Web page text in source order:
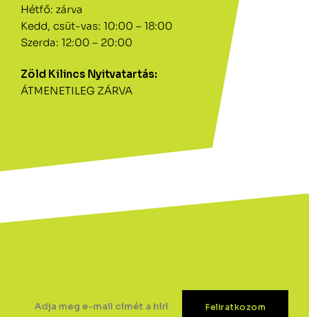
Hétfő: zárva
Kedd, csüt-vas: 10:00 – 18:00
Szerda: 12:00 – 20:00
Zöld Kilincs Nyitvatartás:
ÁTMENETILEG ZÁRVA